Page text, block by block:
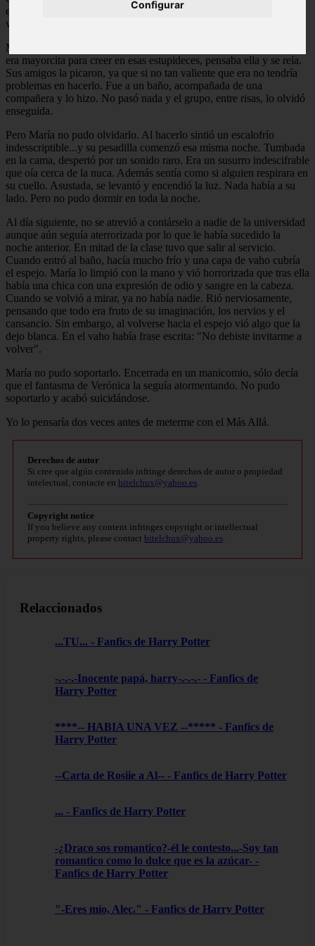
Configurar
espíritu está condenado eternamente y ahora es ella la que quiere
vengarse de todo aquel que no sabe respetar el Mas Allá.
María era una chica que conoció la leyenda en su universidad. Ella
era mayorcita para creer en esas estupideces, pensaba ella y se reía.
Sus amigos la picaron, ya que si no tan valiente que era no tendría
problemas en hacerlo. Fue a un baño, acompañada de una
compañera y lo hizo. No pasó nada y el grupo, entre risas, lo olvidó
enseguida.
Pero María no pudo olvidarlo. Al hacerlo sintió un escalofrío
indesscriptible...y su pesadilla comenzó esa misma noche. Tumbada
en la cama, despertó por un sonido raro. Era un susurro indescifrable
que oía cerca de la nuca. Además sentía como si alguien respirara en
su cuello. Asustada, se levantó y encendió la luz. Nada había a su
lado. Pero no pudo dormir en toda la noche.
Al día siguiente, no se atrevió a contárselo a nadie de la universidad
aunque aún seguía aterrorizada por lo que le había sucedido la
noche anterior. En mitad de la clase tuvo que salir al servicio.
Cuando entró al baño, hacía mucho frío y una capa de vaho cubría
el espejo. María lo limpió con la mano y vió horrorizada que tras ella
había una chica con una expresión de odio y sangre en la cabeza.
Cuando se volvió a mirar, ya no había nadie. Rió nerviosamente,
pensando que todo era fruto de su imaginación, los nervios y el
cansancio. Sin embargo, al volverse hacia el espejo vió algo que la
dejo blanca. En el vaho había frase escrita: "No debiste invitarme a
volver".
María no pudo soportarlo. Encerrada en un manicomio, sólo decía
que el fantasma de Verónica la seguía atormentando. No pudo
soportarlo y acabó suicidándose.
Yo lo pensaría dos veces antes de meterme con el Más Allá.
Derechos de autor
Si cree que algún contenido infringe derechos de autor o propiedad
intelectual, contacte en bitelchux@yahoo.es
Copyright notice
If you believe any content infringes copyright or intellectual
property rights, please contact bitelchux@yahoo.es
Relaccionados
...TU... - Fanfics de Harry Potter
-.-.-.-Inocente papá, harry-.-.-.- - Fanfics de
Harry Potter
****-- HABIA UNA VEZ --***** - Fanfics de
Harry Potter
--Carta de Rosiie a Al-- - Fanfics de Harry Potter
... - Fanfics de Harry Potter
-¿Draco sos romantico?-él le contesto...-Soy tan
romantico como lo dulce que es la azúcar- -
Fanfics de Harry Potter
"-Eres mío, Alec." - Fanfics de Harry Potter